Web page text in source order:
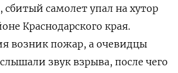
, сбитый самолет упал на хутор
Краснодарского края.
возник пожар, а очевидцы
звук взрыва, после чего